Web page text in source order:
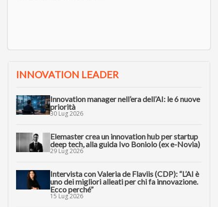
INNOVATION LEADER
Innovation manager nell’era dell’AI: le 6 nuove
priorità
30 Lug 2026
Elemaster crea un innovation hub per startup
deep tech, alla guida Ivo Boniolo (ex e-Novia)
29 Lug 2026
Intervista con Valeria de Flaviis (CDP): “L’AI è
uno dei migliori alleati per chi fa innovazione.
Ecco perché”
15 Lug 2026